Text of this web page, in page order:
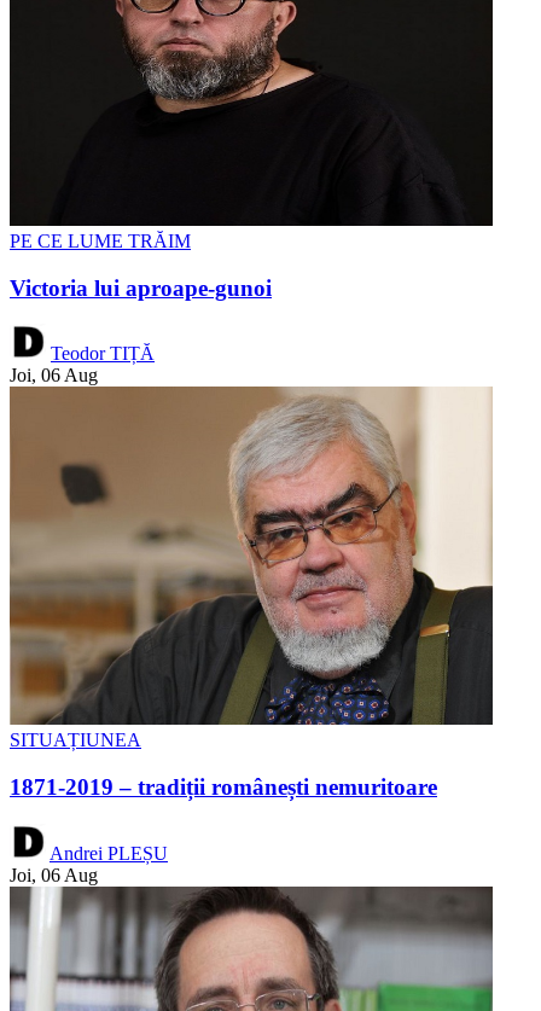
PE CE LUME TRĂIM
Victoria lui aproape-gunoi
Teodor TIȚĂ
Joi, 06 Aug
SITUAȚIUNEA
1871-2019 – tradiții românești nemuritoare
Andrei PLEȘU
Joi, 06 Aug